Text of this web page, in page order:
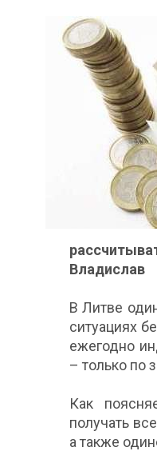
Владислав
В Литве
ситуациях
ежегодно
– только по
Как
получать
а также